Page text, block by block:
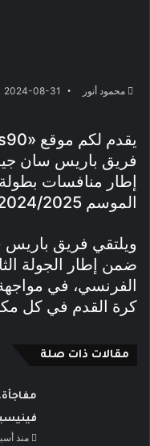
محمود أنور 2024-08-31
فريق باريس سان
إطار منافسات
الموسم 2024/2025.
ويلتقي فريق
ضمن إطار الجولة
الفرنسي، في
كرة القدم في كل
مقالات ذات صلة
منذ